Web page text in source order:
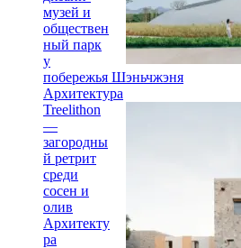
музей и
обществен
ный парк
у
побережья Шэньчжэня
Архитектура
Treelithon
—
загородны
й ретрит
среди
сосен и
олив
Архитекту
ра